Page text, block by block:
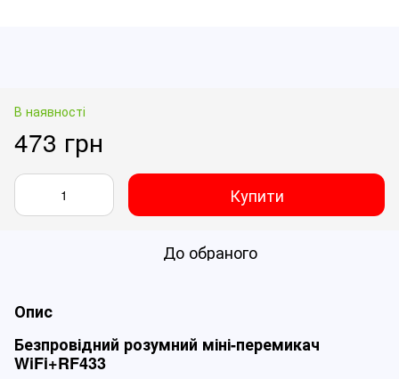
В наявності
473 грн
Купити
До обраного
Опис
Безпровідний розумний міні-перемикач
WiFi+RF433